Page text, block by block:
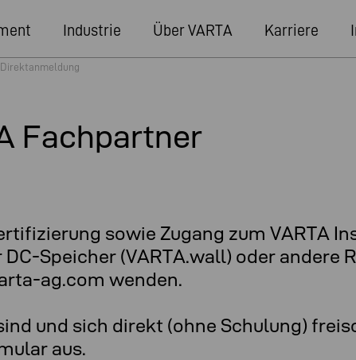
Industrie Über VARTA Karriere
Direktanmeldung
Fachpartner
sowie Zugang zum VARTA
Speicher (VARTA.wall) oder andere
ag.com wenden.
und sich direkt (ohne Schulung)
aus.